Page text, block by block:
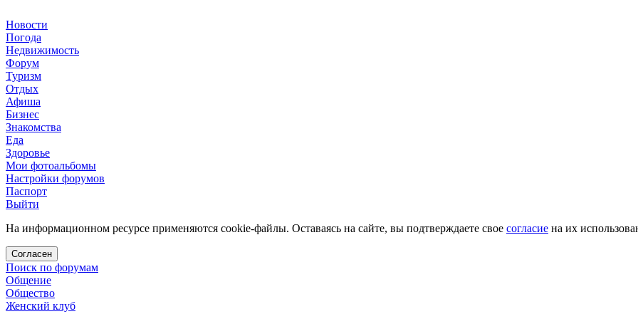
Новости
Погода
Недвижимость
Форум
Туризм
Отдых
Афиша
Бизнес
Знакомства
Еда
Здоровье
Мои фотоальбомы
Настройки форумов
Паспорт
Выйти
На информационном ресурсе применяются cookie-файлы. Оставаясь на сайте, вы подтверждаете свое согласие на их
Согласен
Поиск по форумам
Общение
Общество
Женский клуб